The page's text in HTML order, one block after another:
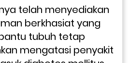
telah menyediakan
berkhasiat yang
tubuh tetap
mengatasi penyakit